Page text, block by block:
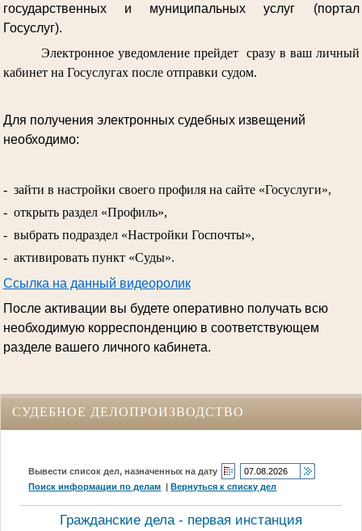
государственных и муниципальных услуг (портал
Госуслуг).
Электронное уведомление прейдет сразу в ваш личный
кабинет на Госуслугах после отправки судом.
Для получения электронных судебных извещений
необходимо:
- зайти в настройки своего профиля на сайте «Госуслуги»,
- открыть раздел «Профиль»,
- выбрать подраздел «Настройки Госпочты»,
- активировать пункт «Суды».
Ссылка на данный видеоролик
После активации вы будете оперативно получать всю
необходимую корреспонденцию в соответствующем
разделе вашего личного кабинета.
СУДЕБНОЕ ДЕЛОПРОИЗВОДСТВО
Вывести список дел, назначенных на дату
Поиск информации по делам |Вернуться к списку дел
Гражданские дела - первая инстанция